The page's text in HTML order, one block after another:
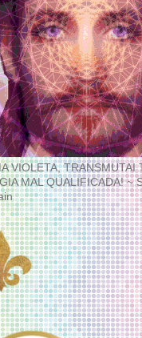
VIOLETA, TRANSMUTAI
MAL QUALIFICADA! ~